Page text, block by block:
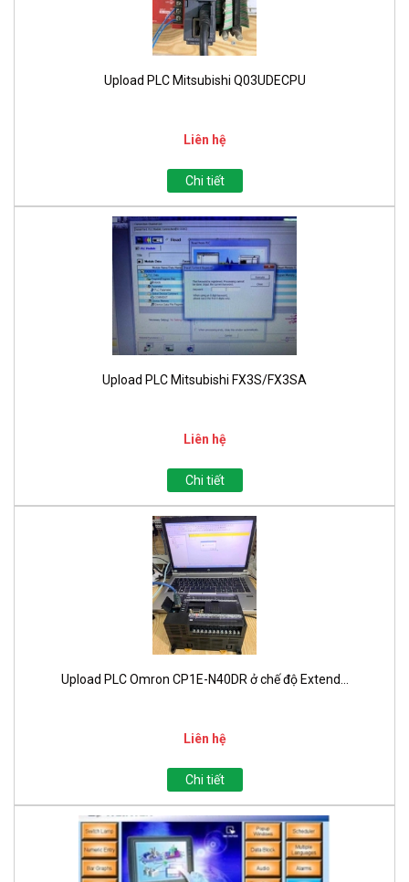
Upload PLC Mitsubishi Q03UDECPU
Liên hệ
Chi tiết
Upload PLC Mitsubishi FX3S/FX3SA
Liên hệ
Chi tiết
Upload PLC Omron CP1E-N40DR ở chế độ Extend...
Liên hệ
Chi tiết